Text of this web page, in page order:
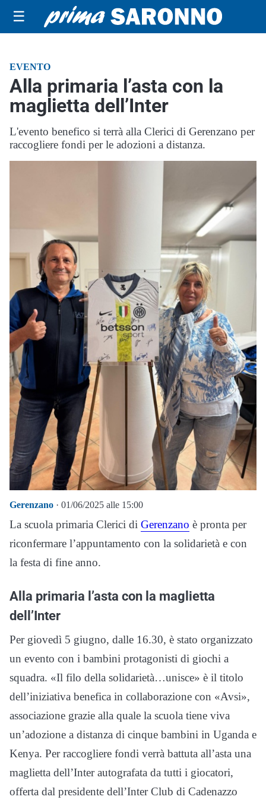
☰
EVENTO
Alla primaria l’asta con la
maglietta dell’Inter
L'evento benefico si terrà alla Clerici di Gerenzano per
raccogliere fondi per le adozioni a distanza.
Gerenzano · 01/06/2025 alle 15:00
La scuola primaria Clerici di Gerenzano è pronta per
riconfermare l’appuntamento con la solidarietà e con
la festa di fine anno.
Alla primaria l’asta con la maglietta
dell’Inter
Per giovedì 5 giugno, dalle 16.30, è stato organizzato
un evento con i bambini protagonisti di giochi a
squadra. «Il filo della solidarietà…unisce» è il titolo
dell’iniziativa benefica in collaborazione con «Avsi»,
associazione grazie alla quale la scuola tiene viva
un’adozione a distanza di cinque bambini in Uganda e
Kenya. Per raccogliere fondi verrà battuta all’asta una
maglietta dell’Inter autografata da tutti i giocatori,
offerta dal presidente dell’Inter Club di Cadenazzo